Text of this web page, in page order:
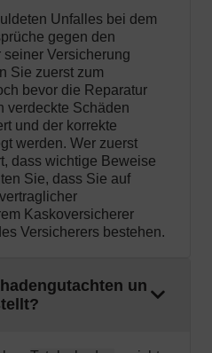
Unfalles bei dem
gegen den
Versicherung
Sie zuerst zum
bevor die Reparatur
verdeckte Schäden
und der korrekte
werden. Wer zuerst
dass wichtige Beweise
Sie, dass Sie auf
Kaskoversicherer
Versicherers bestehen.
un